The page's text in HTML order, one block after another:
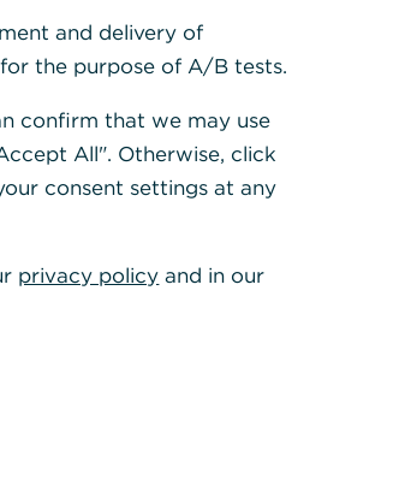
and delivery of
the purpose of A/B tests.
confirm that we may use
All". Otherwise, click
consent settings at any
privacy policy and in our